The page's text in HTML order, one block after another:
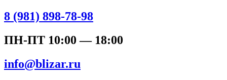
8 (981) 898-78-98
ПН-ПТ 10:00 — 18:00
info@blizar.ru